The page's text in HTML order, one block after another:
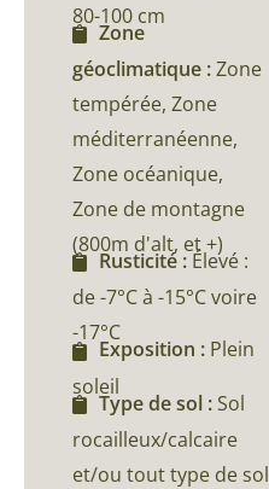
80-100 cm
Zone
géoclimatique :Zone
tempérée, Zone
méditerranéenne,
Zone océanique,
Zone de montagne
(800m d'alt, et +)
Rusticité : Élevé :
de -7°C à -15°C voire
-17°C
Exposition : Plein
soleil
Type de sol :Sol
rocailleux/calcaire
et/ou tout type de sol